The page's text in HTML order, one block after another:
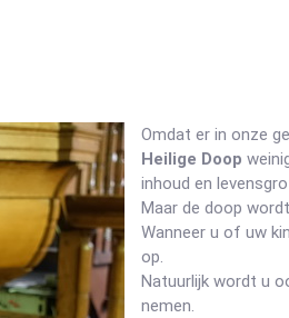
Omdat er in onze
Heilige Doop
inhoud en
Maar de doop
Wanneer u of uw
op.
Natuurlijk wordt u
nemen.